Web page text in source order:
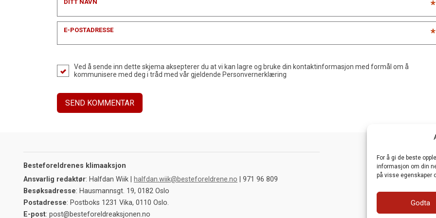
For å gi de beste
informasjon om din
på visse egenskaper
Godta
DITT NAVN *
E-POSTADRESSE *
Ved å sende inn dette skjema aksepterer du at vi kan lagre og bruke din kontaktinformasjon med formål om å
kommunisere med deg i tråd med vår gjeldende Personvernerklæring
Besteforeldrenes klimaaksjon
Ansvarlig redaktør: Halfdan Wiik | halfdan.wiik@besteforeldrene.no | 971 96 809
Besøksadresse: Hausmannsgt. 19, 0182 Oslo
Postadresse: Postboks 1231 Vika, 0110 Oslo.
E-post: post@besteforeldreaksjonen.no